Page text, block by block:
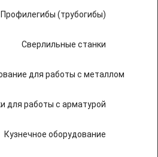
Профилегибы (трубогибы)
Сверлильные станки
для работы с металлом
для работы с арматурой
Кузнечное оборудование